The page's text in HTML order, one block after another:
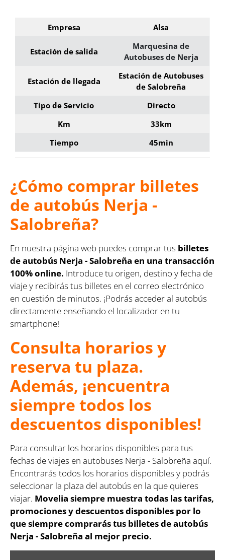
Empresa Alsa
Estación de salida
Marquesina de
Autobuses de Nerja
Estación de llegada
Estación de Autobuses
de Salobreña
Tipo de Servicio
Directo
Km
33km
Tiempo
45min
¿Cómo comprar billetes
de autobús Nerja -
Salobreña?
En nuestra página web puedes comprar tus billetes
de autobús Nerja - Salobreña en una transacción
100% online. Introduce tu origen, destino y fecha de
viaje y recibirás tus billetes en el correo electrónico
en cuestión de minutos. ¡Podrás acceder al autobús
directamente enseñando el localizador en tu
smartphone!
Consulta horarios y
reserva tu plaza.
Además, ¡encuentra
siempre todos los
descuentos disponibles!
Para consultar los horarios disponibles para tus
fechas de viajes en autobuses Nerja - Salobreña aquí.
Encontrarás todos los horarios disponibles y podrás
seleccionar la plaza del autobús en la que quieres
viajar. Movelia siempre muestra todas las tarifas,
promociones y descuentos disponibles por lo
que siempre comprarás tus billetes de autobús
Nerja - Salobreña al mejor precio.